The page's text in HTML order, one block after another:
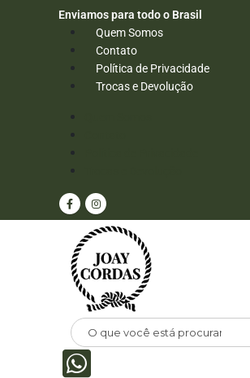
Enviamos para todo o Brasil
Quem Somos
Contato
Política de Privacidade
Trocas e Devolução